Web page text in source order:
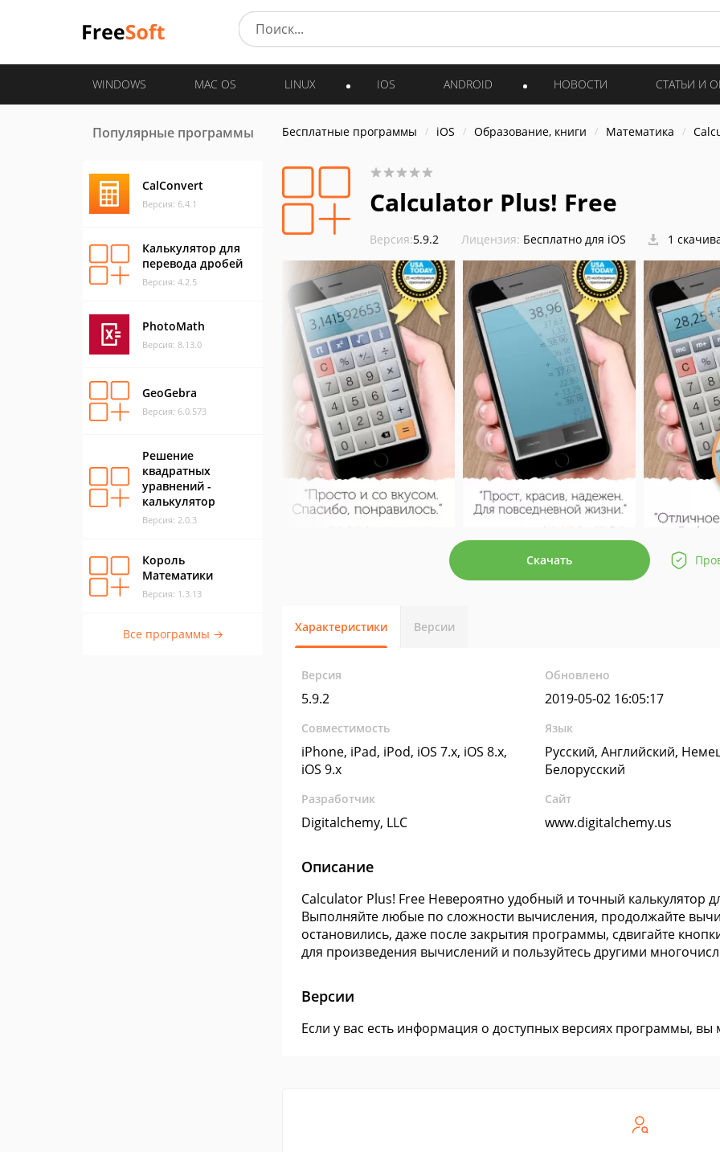
WINDOWS MAC OS LINUX IOS ANDROID НОВОСТИ СТАТЬИ И
Популярные программы
CalConvert
Версия: 6.4.1
Калькулятор для
перевода дробей
Версия: 4.2.5
PhotoMath
Версия: 8.13.0
GeoGebra
Версия: 6.0.573
Решение
квадратных
уравнений -
калькулятор
Версия: 2.0.3
Король
Математики
Версия: 1.3.13
Все программы →
Бесплатные программы iOS Образование, книги Математика
Calculator Plus! Free
Версия:5.9.2 Лицензия: Бесплатно для iOS 1
Скачать
Характеристики Версии
Версия
5.9.2
Обновлено
2019-05-02 16:05:17
Совместимость
iPhone, iPad, iPod, iOS 7.x, iOS 8.x,
iOS 9.x
Язык
Русский, Английский,
Белорусский
Разработчик
Digitalchemy, LLC
Сайт
www.digitalchemy.us
Описание
Calculator Plus! Free Невероятно удобный и точный калькулятор
Выполняйте любые по сложности вычисления, продолжайте
остановились, даже после закрытия программы, сдвигайте
для произведения вычислений и пользуйтесь другими
Версии
Если у вас есть информация о доступных версиях программы,